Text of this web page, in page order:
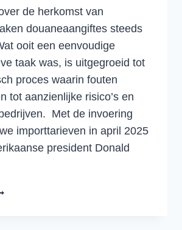
de herkomst van
douaneaangiftes steeds
ooit een eenvoudige
taak was, is uitgegroeid tot
proces waarin fouten
tot aanzienlijke risico’s en
Met de invoering
importtarieven in april 2025
president Donald